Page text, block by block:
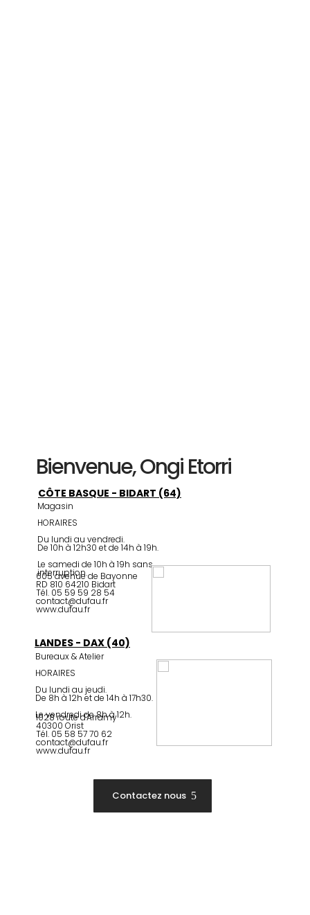
Bienvenue,Ongi Etorri
605 avenue de Bayonne
RD 810 64210 Bidart
Tél. 05 59 59 28 54
contact@dufau.fr
www.dufau.fr
Bureaux & Atelier
HORAIRES
Du lundi au jeudi.
De 8h à 12h et de 14h à 17h30.
Le vendredi de 8h à 12h.
Magasin
HORAIRES
Du lundi au vendredi.
De 10h à 12h30 et de 14h à 19h.
Le samedi de 10h à 19h sans
interruption.
1028 route d'Arramy
40300 Orist
Tél. 05 58 57 70 62
contact@dufau.fr
www.dufau.fr
Contactez nous
CÔTE BASQUE - BIDART (64)
LANDES - DAX (40)